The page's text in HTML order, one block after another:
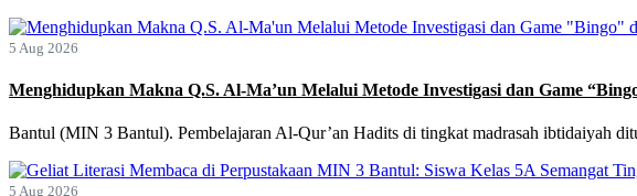
5 Aug 2026
Menghidupkan Makna Q.S. Al-Ma’un Melalui Metode Investigasi dan Game
Bantul (MIN 3 Bantul). Pembelajaran Al-Qur’an Hadits di tingkat madrasah ibtidaiyah
5 Aug 2026